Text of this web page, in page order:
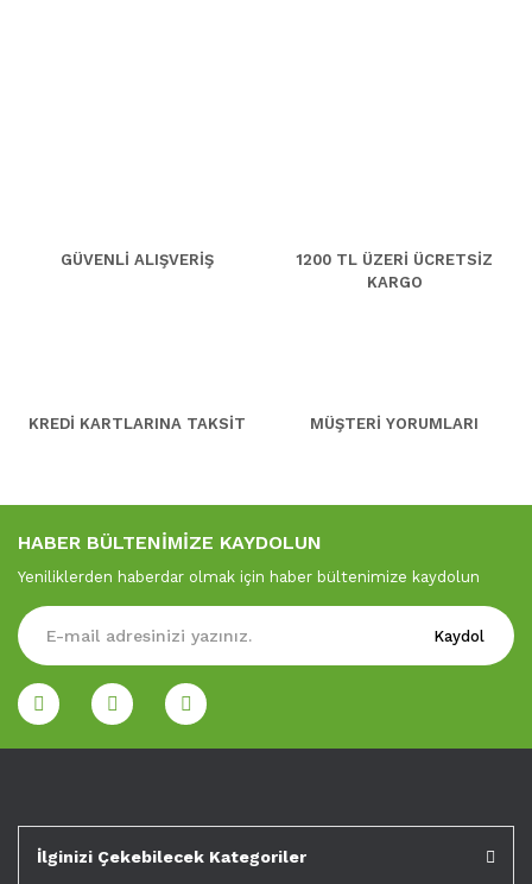
GÜVENLİ ALIŞVERİŞ
1200 TL ÜZERİ ÜCRETSİZ
KARGO
KREDİ KARTLARINA TAKSİT MÜŞTERİ YORUMLARI
HABER BÜLTENİMİZE KAYDOLUN
Yeniliklerden haberdar olmak için haber bültenimize kaydolun
Kaydol
İlginizi Çekebilecek Kategoriler